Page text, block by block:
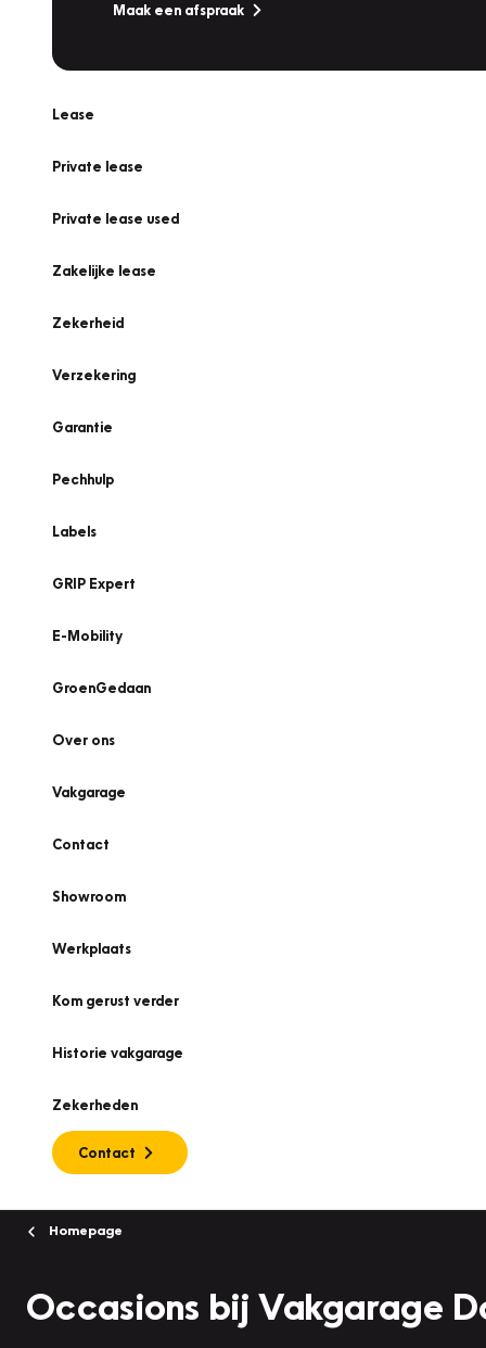
Maak een afspraak
Lease
Private lease
Private lease used
Zakelijke lease
Zekerheid
Verzekering
Garantie
Pechhulp
Labels
GRIP Expert
E-Mobility
GroenGedaan
Over ons
Vakgarage
Contact
Showroom
Werkplaats
Kom gerust verder
Historie vakgarage
Zekerheden
Contact
Homepage
Occasions bij Vakgarage